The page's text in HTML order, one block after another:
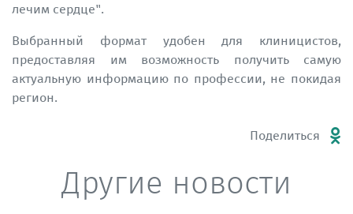
лечим сердце".
Выбранный формат удобен для клиницистов,
предоставляя им возможность получить самую
актуальную информацию по профессии, не покидая
регион.
Поделиться
Другие новости